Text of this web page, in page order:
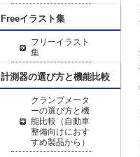
Freeイラスト集
フリーイラスト
集
計測器の選び方と機能比較
クランプメータ
ーの選び方と機
能比較（自動車
整備向けにおす
すめ製品から）